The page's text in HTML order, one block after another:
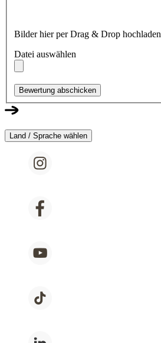
Bilder hier per Drag & Drop hochladen
Datei auswählen
Bewertung abschicken
Land / Sprache wählen